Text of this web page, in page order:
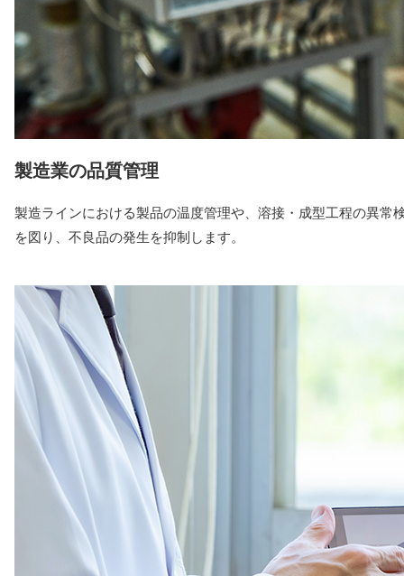
製造業の品質管理
製造ラインにおける製品の温度管理や、溶接・成型工程の異
を図り、不良品の発生を抑制します。